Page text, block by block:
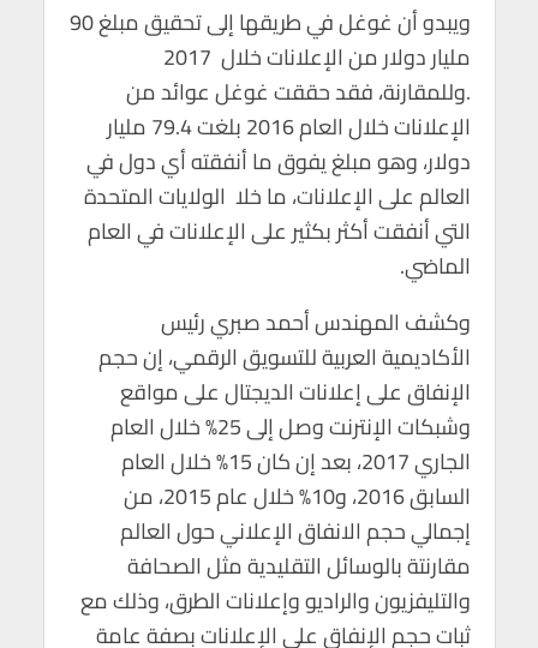
ويبدو أن غوغل في طريقها إلى تحقيق مبلغ 90
مليار دولار من الإعلانات خلال 2017
.وللمقارنة، فقد حققت غوغل عوائد من
الإعلانات خلال العام 2016 بلغت 79.4 مليار
دولار، وهو مبلغ يفوق ما أنفقته أي دول في
العالم على الإعلانات، ما خلا الولايات المتحدة
التي أنفقت أكثر بكثير على الإعلانات في العام
الماضي.
وكشف المهندس أحمد صبري رئيس
الأكاديمية العربية للتسويق الرقمي، إن حجم
الإنفاق على إعلانات الديجتال على مواقع
وشبكات الإنترنت وصل إلى 25% خلال العام
الجاري 2017، بعد إن كان 15% خلال العام
السابق 2016، و10% خلال عام 2015، من
إجمالي حجم الانفاق الإعلاني حول العالم
مقارنتة بالوسائل التقليدية مثل الصحافة
والتليفزيون والراديو وإعلانات الطرق، وذلك مع
ثبات حجم الإنفاق على الإعلانات بصفة عامة